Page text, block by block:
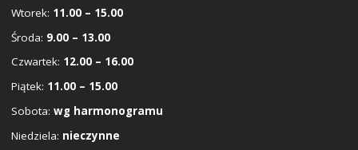
Wtorek: 11.00 – 15.00
Środa: 9.00 – 13.00
Czwartek: 12.00 – 16.00
Piątek: 11.00 – 15.00
Sobota: wg harmonogramu
Niedziela: nieczynne